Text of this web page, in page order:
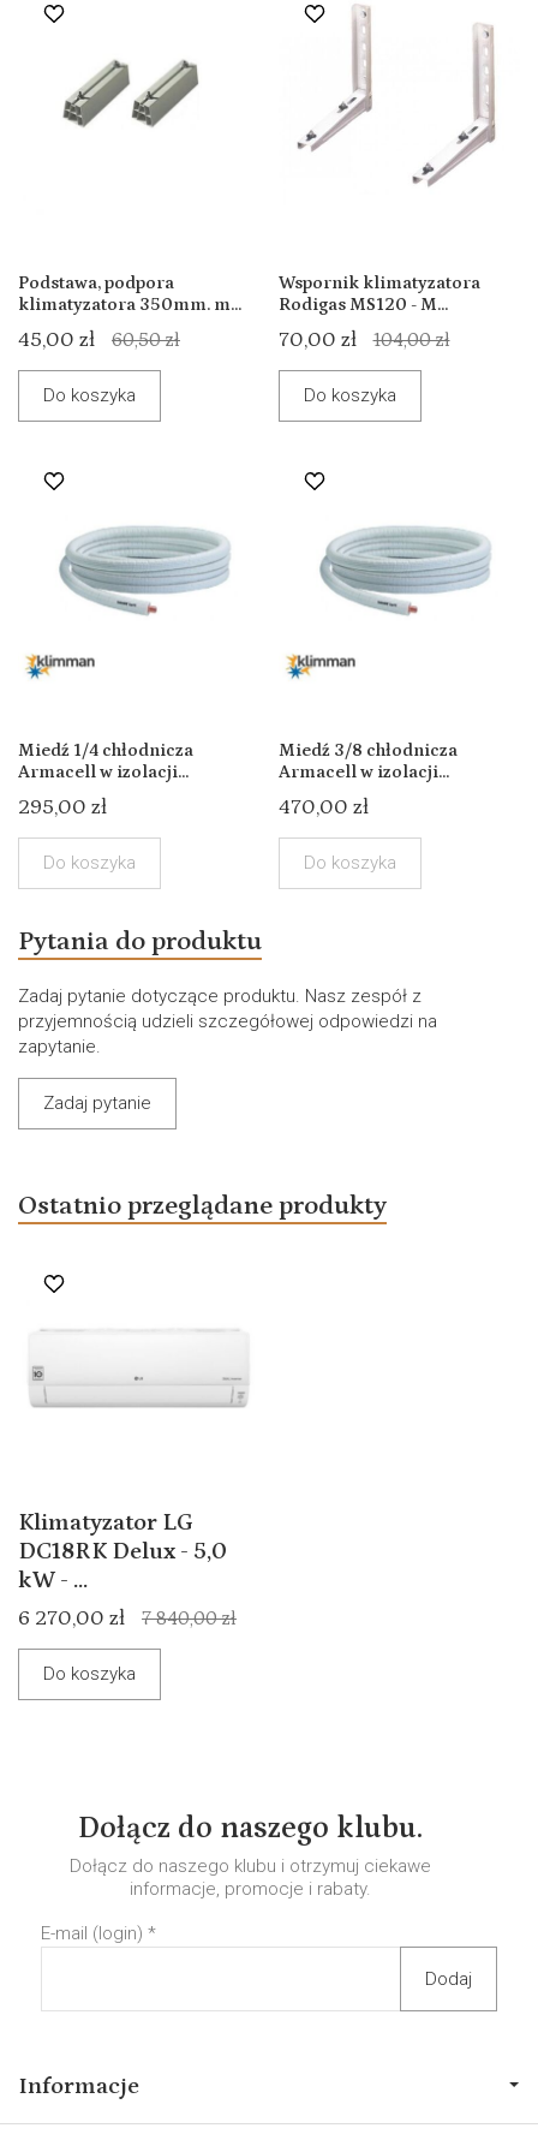
Podstawa, podpora
klimatyzatora 350mm. m...
45,00 zł 60,50 zł
Do koszyka
Wspornik klimatyzatora
Rodigas MS120 - M...
70,00 zł 104,00 zł
Do koszyka
Miedź 1/4 chłodnicza
Armacell w izolacji...
295,00 zł
Do koszyka
Miedź 3/8 chłodnicza
Armacell w izolacji...
470,00 zł
Do koszyka
Pytania do produktu
Zadaj pytanie dotyczące produktu. Nasz zespół z
przyjemnością udzieli szczegółowej odpowiedzi na
zapytanie.
Zadaj pytanie
Ostatnio przeglądane produkty
Klimatyzator LG
DC18RK Delux - 5,0
kW - ...
6 270,00 zł 7 840,00 zł
Do koszyka
Dołącz do naszego klubu.
Dołącz do naszego klubu i otrzymuj ciekawe
informacje, promocje i rabaty.
E-mail (login) *
Informacje